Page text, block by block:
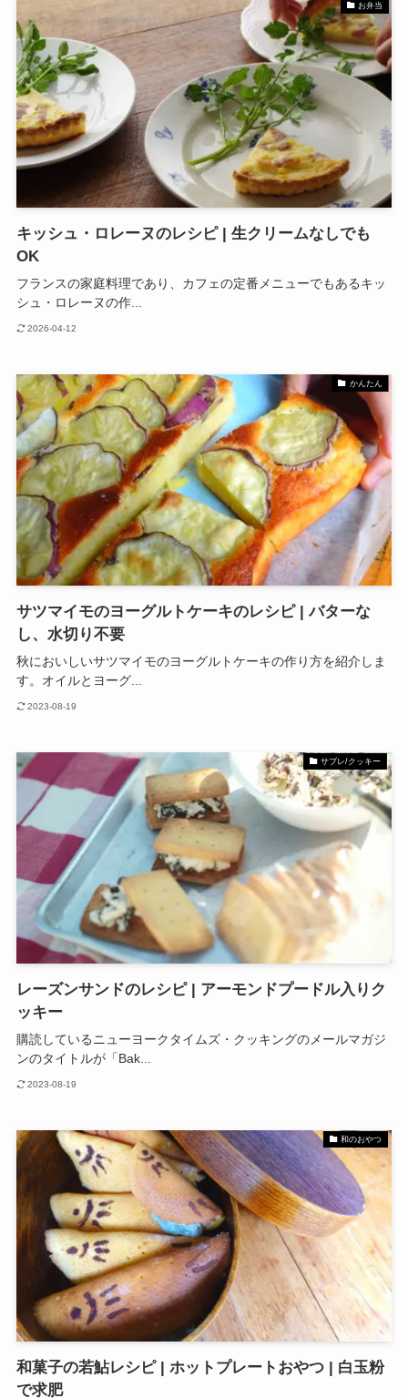
お弁当
キッシュ・ロレーヌのレシピ | 生クリームなしでも
OK
フランスの家庭料理であり、カフェの定番メニューでもあるキッ
シュ・ロレーヌの作...
2026-04-12
かんたん
サツマイモのヨーグルトケーキのレシピ | バターな
し、水切り不要
秋においしいサツマイモのヨーグルトケーキの作り方を紹介しま
す。オイルとヨーグ...
2023-08-19
サブレ/クッキー
レーズンサンドのレシピ | アーモンドプードル入りク
ッキー
購読しているニューヨークタイムズ・クッキングのメールマガジ
ンのタイトルが「Bak...
2023-08-19
和のおやつ
和菓子の若鮎レシピ | ホットプレートおやつ | 白玉粉
で求肥